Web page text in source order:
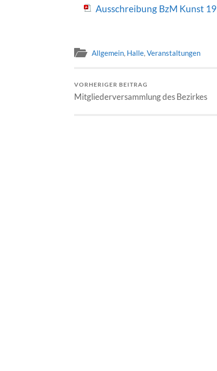
Ausschreibung BzM Kunst 19
Allgemein, Halle,Veranstaltungen
VORHERIGER BEITRAG
Mitgliederversammlung des Bezirkes